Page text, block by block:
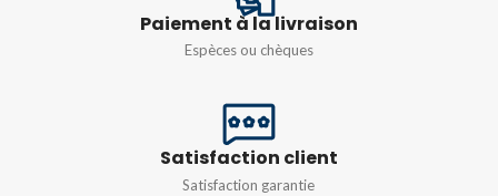
Paiement à la livraison
Espèces ou chèques
Satisfaction client
Satisfaction garantie